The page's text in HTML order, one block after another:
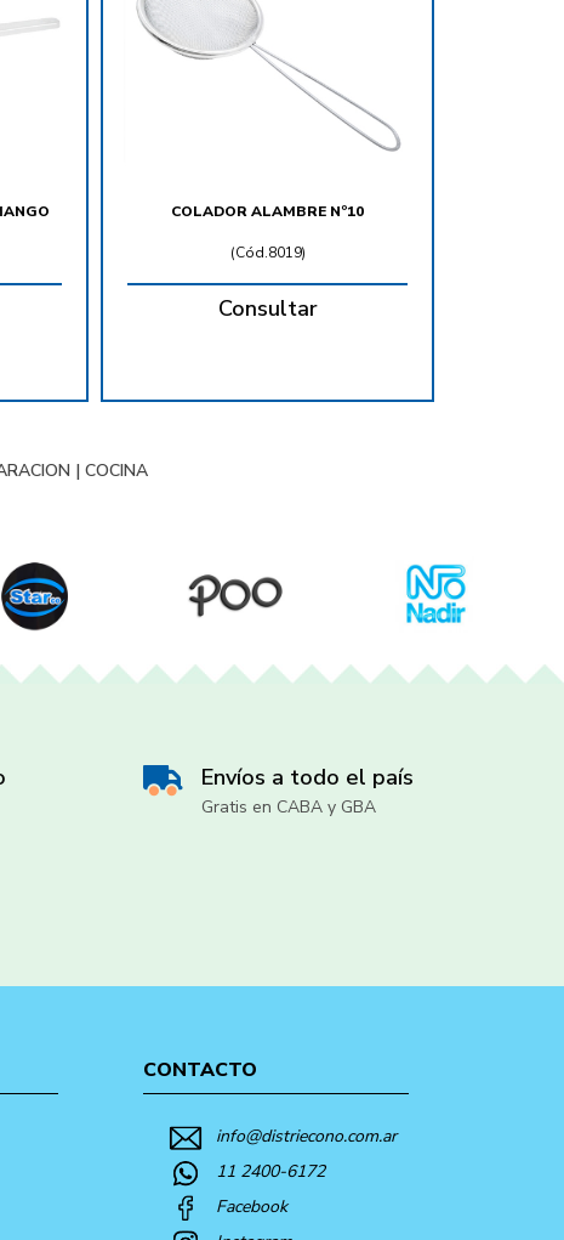
COLADOR ALAMBRE Nº10
(Cód.8019)
Consultar
| COCINA
Envíos a todo el país
Gratis en CABA y GBA
CONTACTO
info@distriecono.com.ar
11 2400-6172
Facebook